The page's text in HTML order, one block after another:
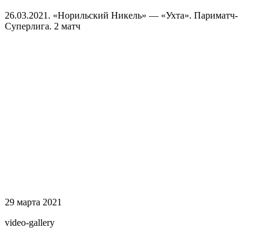
26.03.2021. «Норильский Никель» — «Ухта». Париматч-
Суперлига. 2 матч
29 марта 2021
video-gallery